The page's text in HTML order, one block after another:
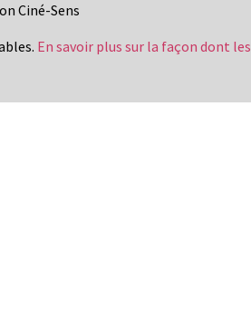
Ciné-Sens
En savoir plus sur la façon dont les